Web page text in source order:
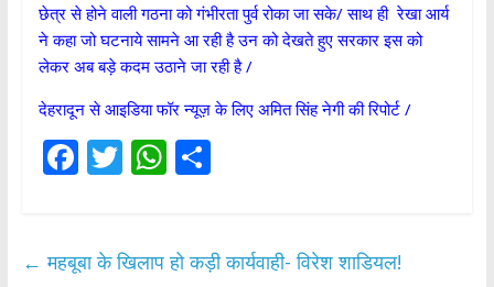
छेत्र से होने वाली गठना को गंभीरता पुर्व रोका जा सके/ साथ ही रेखा आर्य
ने कहा जो घटनाये सामने आ रही है उन को देखते हुए सरकार इस को
लेकर अब बड़े कदम उठाने जा रही है /
देहरादून से आइडिया फॉर न्यूज़ के लिए अमित सिंह नेगी की रिपोर्ट /
F
b
T
er
W
s
S
e
← महबूबा के खिलाप हो कड़ी कार्यवाही- विरेश शाडियल!